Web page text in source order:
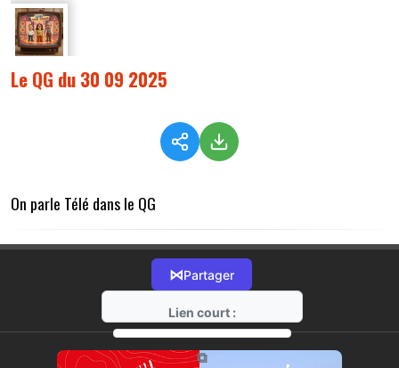
Le QG du 30 09 2025
On parle Télé dans le QG
⋈Partager
Lien court :
https://radio-g.fr?18415
⧉